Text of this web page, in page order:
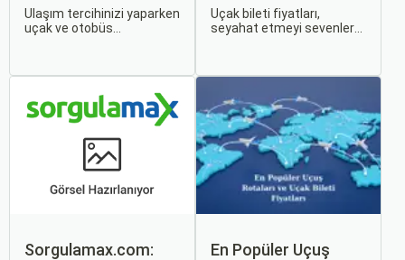
Sizin İçin Uygun?
Ulaşım tercihinizi yaparken
uçak ve otobüs
çeşitli avantajlar ve
dezavantajlar sunar.
Uçak bileti fiyatları,
seyahat etmeyi sevenler
uçak bileti bulmak
mümkündür.
Sorgulamax.com:
En Popüler Uçuş